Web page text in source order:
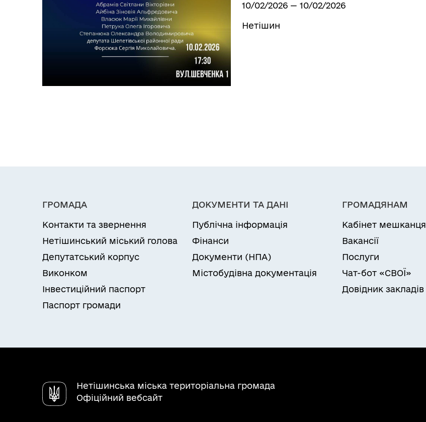
10/02/2026 — 10/02/2026
Нетішин
ГРОМАДА
Контакти та звернення
Нетішинський міський голова
Депутатський корпус
Виконком
Інвестиційний паспорт
Паспорт громади
ДОКУМЕНТИ ТА ДАНІ
Публічна інформація
Фінанси
Документи (НПА)
Містобудівна документація
ГРОМАДЯНАМ
Кабінет мешканця
Вакансії
Послуги
Чат-бот «СВОЇ»
Довідник закладів
Нетішинська міська територіальна громада
Офіційний вебсайт